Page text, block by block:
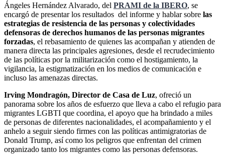
Ángeles Hernández Alvarado, del PRAMI de la IBERO, se
encargó de presentar los resultados del informe y hablar sobre las
estrategias de resistencia de las personas y colectividades
defensoras de derechos humanos de las personas migrantes
forzadas, el rebasamiento de quienes las acompañan y atienden de
manera directa las principales agresiones, desde el recrudecimiento
de las políticas por la militarización como el hostigamiento, la
vigilancia, la estigmatización en los medios de comunicación e
incluso las amenazas directas.
Irving Mondragón, Director de Casa de Luz, ofreció un
panorama sobre los años de esfuerzo que lleva a cabo el refugio para
migrantes LGBTI que coordina, el apoyo que ha brindado a miles
de personas de diferentes nacionalidades, el acompañamiento y el
anhelo a seguir siendo firmes con las políticas antimigratorias de
Donald Trump, así como los peligros que enfrentan del crimen
organizado tanto los migrantes como las personas defensoras.